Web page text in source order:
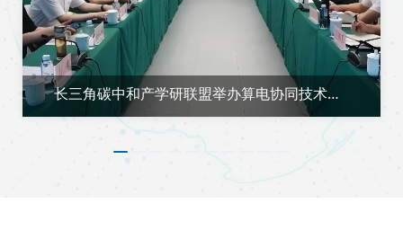
长三角碳中和产学研联盟举办算电协同技术沙
4 9